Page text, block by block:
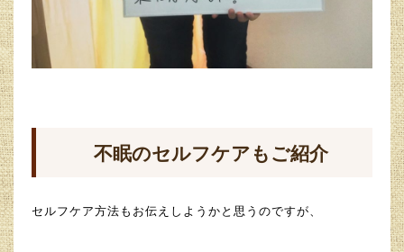
不眠のセルフケアもご紹介
セルフケア方法もお伝えしようかと思うのですが、